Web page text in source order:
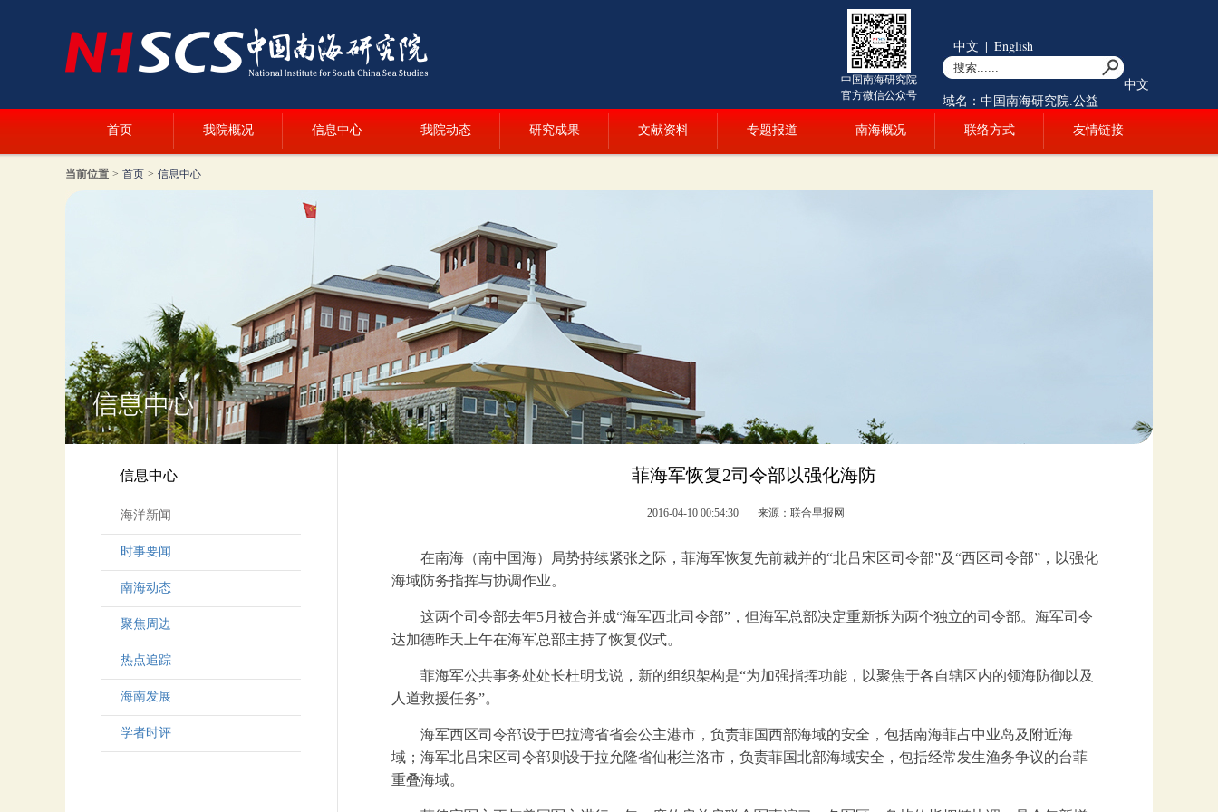
中国南海研究院
官方微信公众号
中文 | English
中文
域名：中国南海研究院.公益
首页 我院概况 信息中心 我院动态 研究成果 文献资料 专题报道 南海概况 联络方式 友情链接
当前位置 > 首页 > 信息中心
信息中心
海洋新闻
时事要闻
南海动态
聚焦周边
热点追踪
海南发展
学者时评
菲海军恢复2司令部以强化海防
2016-04-10 00:54:30 来源：联合早报网
在南海（南中国海）局势持续紧张之际，菲海军恢复先前裁并的“北吕宋区司令部”及“西区司令部”，以强化
海域防务指挥与协调作业。
这两个司令部去年5月被合并成“海军西北司令部”，但海军总部决定重新拆为两个独立的司令部。海军司令
达加德昨天上午在海军总部主持了恢复仪式。
菲海军公共事务处处长杜明戈说，新的组织架构是“为加强指挥功能，以聚焦于各自辖区内的领海防御以及
人道救援任务”。
海军西区司令部设于巴拉湾省省会公主港市，负责菲国西部海域的安全，包括南海菲占中业岛及附近海
域；海军北吕宋区司令部则设于拉允隆省仙彬兰洛市，负责菲国北部海域安全，包括经常发生渔务争议的台菲
重叠海域。